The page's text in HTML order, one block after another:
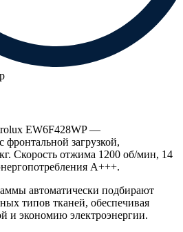
EW6F428WP —
фронтальной загрузкой,
Скорость отжима 1200 об/мин, 14
A+++.
автоматически подбирают
типов тканей, обеспечивая
и экономию электроэнергии.